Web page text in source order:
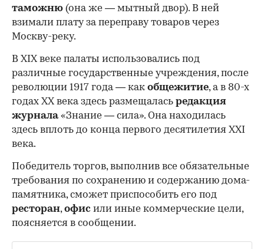
таможню (она же — мытный двор). В ней
взимали плату за переправу товаров через
Москву-реку.
В XIX веке палаты использовались под
различные государственные учреждения, после
революции 1917 года — как общежитие, а в 80-х
годах XX века здесь размещалась редакция
журнала«Знание — сила». Она находилась
здесь вплоть до конца первого десятилетия XXI
века.
Победитель торгов, выполнив все обязательные
требования по сохранению и содержанию дома-
памятника, сможет приспособить его под
ресторан,офис или иные коммерческие цели,
поясняется в сообщении.